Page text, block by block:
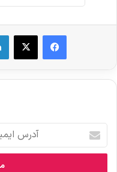
فیس بوک
آ
ر